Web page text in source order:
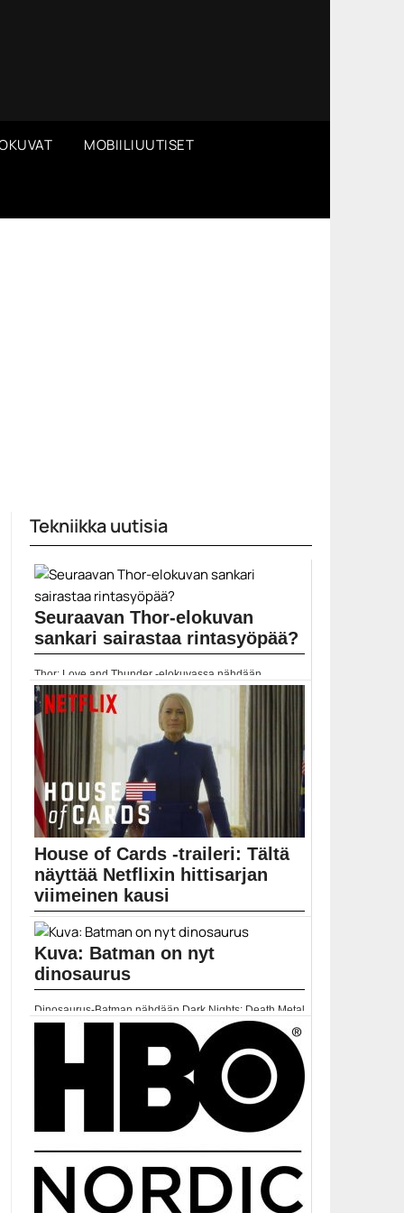
MOBIILIUUTISET
Tekniikka uutisia
Seuraavan Thor-elokuvan
sankari sairastaa rintasyöpää?
Thor: Love and Thunder -elokuvassa nähdään
naispuolinen Thor....
Chris Hemsworth
House of Cards -traileri: Tältä
näyttää Netflixin hittisarjan
viimeinen kausi
House of Cardsin viimeinen kausi julkaistaan
Netflixissä 2....
Elokuvat
Kuva: Batman on nyt
dinosaurus
Dinosaurus-Batman nähdään Dark Nights: Death Metal
-sarjakuvassa. DC...